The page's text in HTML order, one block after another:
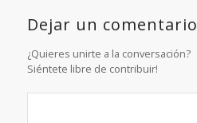
Dejar un comentario
¿Quieres unirte a la conversación?
Siéntete libre de contribuir!